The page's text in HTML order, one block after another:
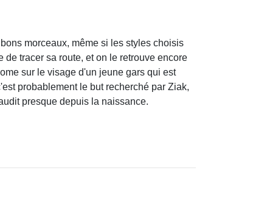
morceaux, même si les styles choisis
tracer sa route, et on le retrouve encore
sur le visage d'un jeune gars qui est
probablement le but recherché par Ziak,
presque depuis la naissance.